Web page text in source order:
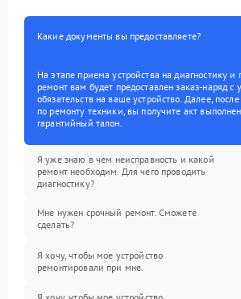
Какие документы вы предоставляете?
На этапе приема устройства на диагностику
ремонт вам будет предоставлен заказ-наряд с
обязательств на ваше устройство. Далее,
по ремонту техники, вы получите акт
гарантийный талон.
Я уже знаю в чем неисправность и какой
ремонт необходим. Для чего проводить
диагностику?
Мне нужен срочный ремонт. Сможете
сделать?
Я хочу, чтобы мое устройство
ремонтировали при мне.